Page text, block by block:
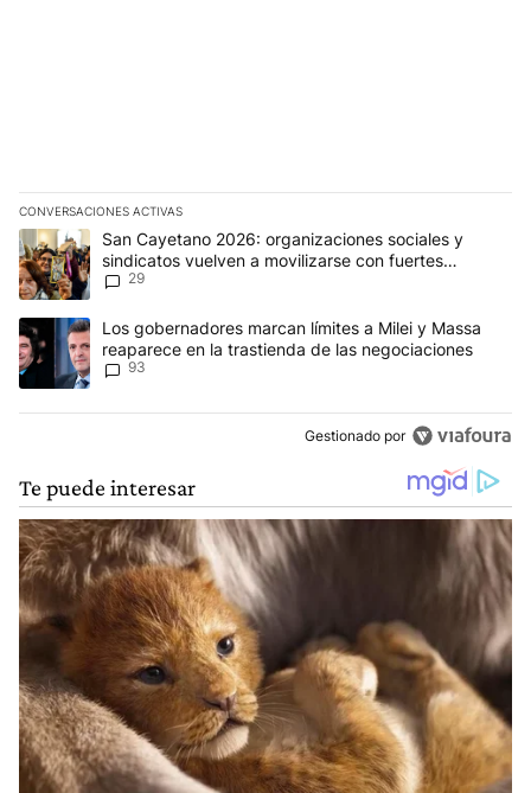
CONVERSACIONES ACTIVAS
Este listado muestra los artículos con más comentarios en los
Un artículo de tendencia con el título "San Cayetano 2026:
San Cayetano 2026: organizaciones sociales y
sindicatos vuelven a movilizarse con fuertes
reclamos al Gobierno
29
Un artículo de tendencia con el título "Los gobernadores
Los gobernadores marcan límites a Milei y Massa
reaparece en la trastienda de las negociaciones
93
Gestionado por